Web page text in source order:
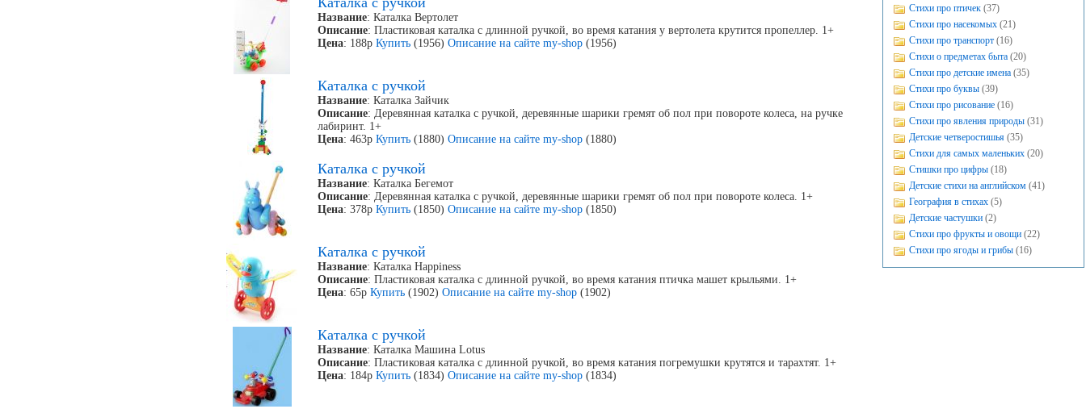
Название: Каталка Вертолет
Описание: Пластиковая каталка с длинной ручкой, во время катания у вертолета крутится пропеллер. 1+
Цена: 188рКупить (1956)Описание на сайте my-shop (1956)
Каталка с ручкой
Название: Каталка Зайчик
Описание: Деревянная каталка с ручкой, деревянные шарики гремят об пол при повороте колеса, на ручке
лабиринт. 1+
Цена: 463рКупить (1880)Описание на сайте my-shop (1880)
Каталка с ручкой
Название: Каталка Бегемот
Описание: Деревянная каталка с ручкой, деревянные шарики гремят об пол при повороте колеса. 1+
Цена: 378рКупить (1850)Описание на сайте my-shop (1850)
Каталка с ручкой
Название: Каталка Happiness
Описание: Пластиковая каталка с длинной ручкой, во время катания птичка машет крыльями. 1+
Цена: 65рКупить (1902)Описание на сайте my-shop (1902)
Каталка с ручкой
Название: Каталка Машина Lotus
Описание: Пластиковая каталка с длинной ручкой, во время катания погремушки крутятся и тарахтят. 1+
Цена: 184рКупить (1834)Описание на сайте my-shop (1834)
Стихи про птичек (37)
Стихи про насекомых (21)
Стихи про транспорт (16)
Стихи о предметах быта (20)
Стихи про детские имена (35)
Стихи про буквы (39)
Стихи про рисование (16)
Стихи про явления природы (31)
Детские четверостишья (35)
Стихи для самых маленьких (20)
Стишки про цифры (18)
Детские стихи на английском (41)
География в стихах (5)
Детские частушки (2)
Стихи про фрукты и овощи (22)
Стихи про ягоды и грибы (16)